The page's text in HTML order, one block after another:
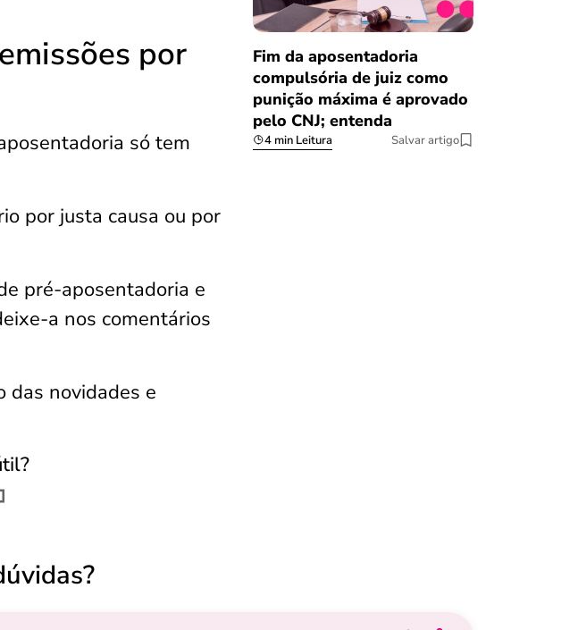
por
só tem
por justa causa ou por
pré-aposentadoria e
a nos comentários
das novidades e
Fim da aposentadoria
compulsória de juiz como
punição máxima é aprovado
pelo CNJ; entenda
4 min Leitura Salvar artigo